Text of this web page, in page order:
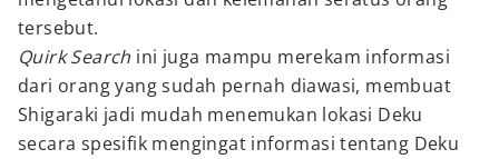
tersebut.
Quirk Search ini juga mampu merekam informasi
dari orang yang sudah pernah diawasi, membuat
Shigaraki jadi mudah menemukan lokasi Deku
secara spesifik mengingat informasi tentang Deku